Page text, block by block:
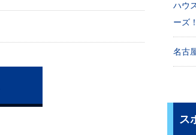
ハウ
ーズ！
名古
ス